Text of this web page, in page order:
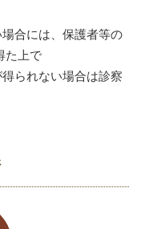
には、保護者等の
た上で
れない場合は診察